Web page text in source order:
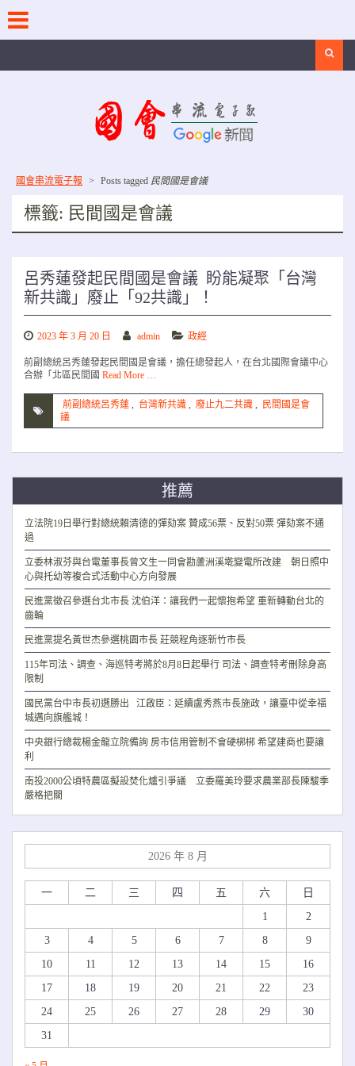
content
國會串流電子報 > Posts tagged 民間國是會議
標籤: 民間國是會議
呂秀蓮發起民間國是會議 盼能凝聚「台灣
新共識」廢止「92共識」！
2023 年 3 月 20 日 admin 政經
前副總統呂秀蓮發起民間國是會議，擔任總發起人，在台北國際會議中心
合辦「北區民間國 Read More …
前副總統呂秀蓮 , 台灣新共識 , 廢止九二共識 ,
民間國是會
議
推薦
立法院19日舉行對總統賴清德的彈劾案 贊成56票、反對50票 彈劾案不通
過
立委林淑芬與台電董事長曾文生一同會勘蘆洲溪墘變電所改建 朝日照中
心與托幼等複合式活動中心方向發展
民進黨徵召參選台北市長 沈伯洋：讓我們一起懷抱希望 重新轉動台北的
齒輪
民進黨提名黃世杰參選桃園市長 莊競程角逐新竹市長
115年司法、調查、海巡特考將於8月8日起舉行 司法、調查特考刪除身高
限制
國民黨台中市長初選勝出 江啟臣：延續盧秀燕市長施政，讓臺中從幸福
城邁向旗艦城！
中央銀行總裁楊金龍立院備詢 房市信用管制不會硬梆梆 希望建商也要讓
利
南投2000公頃特農區擬設焚化爐引爭議 立委羅美玲要求農業部長陳駿季
嚴格把關
2026 年 8 月
一 二 三 四 五 六
日
1
2
3
4 5 6 7 8
9
10
11 12 13 14 15
16
17
18 19 20 21 22
23
24
25 26 27 28 29
30
31